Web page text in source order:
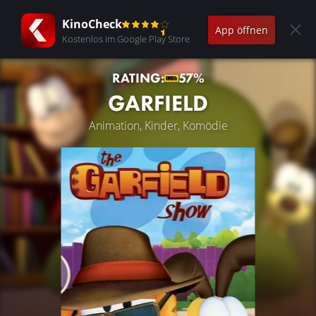
KinoCheck
Kostenlos im Google Play Store
App öffnen
RATING: 57%
GARFIELD
Animation, Kinder, Komödie